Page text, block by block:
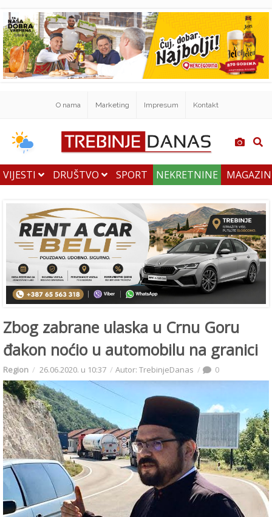
O nama Marketing Impresum Kontakt
VIJESTI DRUŠTVO SPORT NEKRETNINE
Zbog zabrane ulaska u Crnu Goru
đakon noćio u automobilu na granici
Region 26.06.2020. u 10:37 Autor: TrebinjeDanas 0